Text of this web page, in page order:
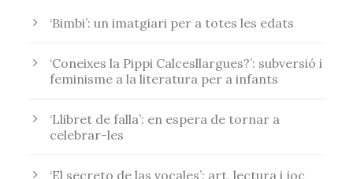
‘Bimbi’: un imatgiari per a totes les edats
‘Coneixes la Pippi Calcesllargues?’: subversió i
feminisme a la literatura per a infants
‘Llibret de falla’: en espera de tornar a
celebrar-les
‘El secreto de las vocales’: art, lectura i joc